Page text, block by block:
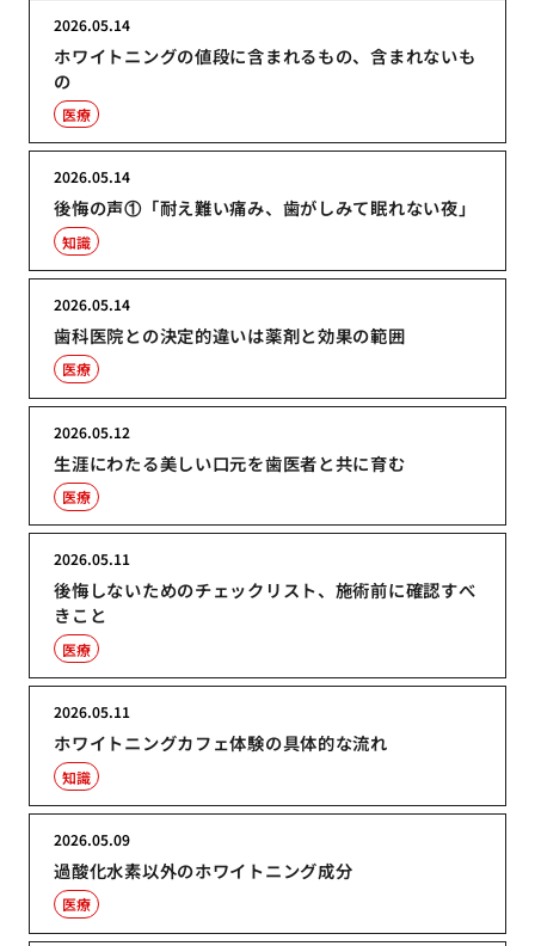
ホワイトニングの値段に含まれるもの、含まれないも
の
2026.05.14
医療
後悔の声①「耐え難い痛み、歯がしみて眠れない夜」
2026.05.14
知識
歯科医院との決定的違いは薬剤と効果の範囲
2026.05.14
医療
生涯にわたる美しい口元を歯医者と共に育む
2026.05.12
医療
後悔しないためのチェックリスト、施術前に確認すべ
きこと
2026.05.11
医療
ホワイトニングカフェ体験の具体的な流れ
2026.05.11
知識
過酸化水素以外のホワイトニング成分
2026.05.09
医療